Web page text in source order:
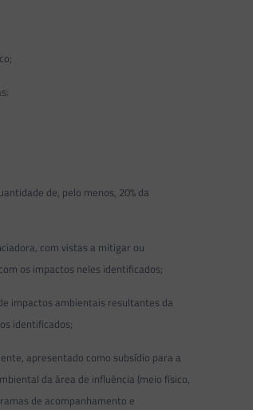
de, pelo menos, 20% da
com vistas a mitigar ou
os impactos neles identificados;
impactos ambientais resultantes da
identificados;
apresentado como subsídio para a
da área de influência (meio físico,
de acompanhamento e